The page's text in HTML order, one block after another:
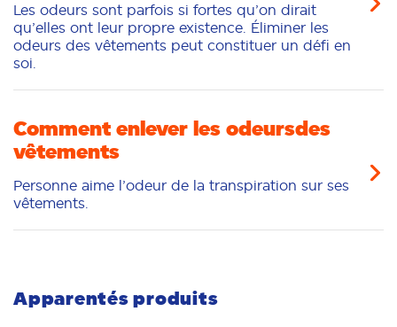
Les odeurs sont parfois si fortes qu’on dirait
qu’elles ont leur propre existence. Éliminer les
odeurs des vêtements peut constituer un défi en
soi.
Comment enlever les odeursdes
vêtements
Personne aime l’odeur de la transpiration sur ses
vêtements.
Apparentés produits